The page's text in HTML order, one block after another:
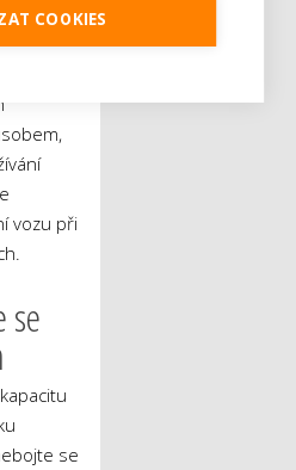
vozu při
se
se
COOKIES